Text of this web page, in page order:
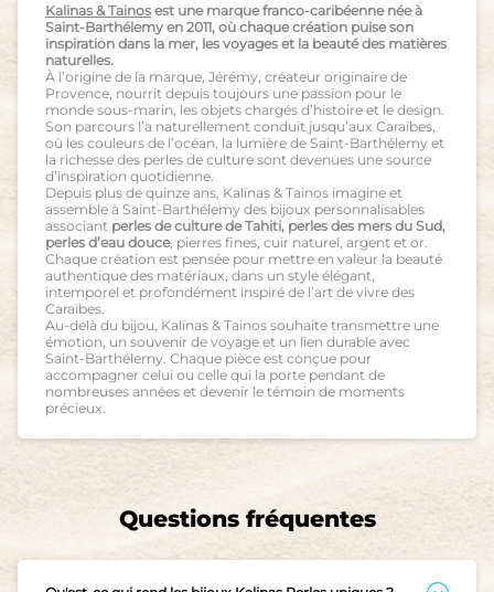
Kalinas & Tainos est une marque franco-caribéenne née à
Saint-Barthélemy en 2011, où chaque création puise son
inspiration dans la mer, les voyages et la beauté des matières
naturelles.
À l’origine de la marque, Jérémy, créateur originaire de
Provence, nourrit depuis toujours une passion pour le
monde sous-marin, les objets chargés d’histoire et le design.
Son parcours l’a naturellement conduit jusqu’aux Caraïbes,
où les couleurs de l’océan, la lumière de Saint-Barthélemy et
la richesse des perles de culture sont devenues une source
d’inspiration quotidienne.
Depuis plus de quinze ans, Kalinas & Tainos imagine et
assemble à Saint-Barthélemy des bijoux personnalisables
associant perles de culture de Tahiti, perles des mers du Sud,
perles d’eau douce, pierres fines, cuir naturel, argent et or.
Chaque création est pensée pour mettre en valeur la beauté
authentique des matériaux, dans un style élégant,
intemporel et profondément inspiré de l’art de vivre des
Caraïbes.
Au-delà du bijou, Kalinas & Tainos souhaite transmettre une
émotion, un souvenir de voyage et un lien durable avec
Saint-Barthélemy. Chaque pièce est conçue pour
accompagner celui ou celle qui la porte pendant de
nombreuses années et devenir le témoin de moments
précieux.
Questions fréquentes